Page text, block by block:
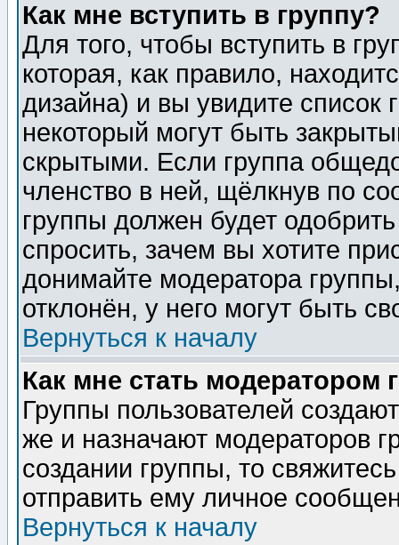
Как мне вступить в группу?
Для того, чтобы вступить в
которая, как правило,
дизайна) и вы увидите список
некоторый могут быть
скрытыми. Если группа
членство в ней, щёлкнув по
группы должен будет
спросить, зачем вы хотите
донимайте модератора
отклонён, у него могут быть
Вернуться к началу
Как мне стать модератором
Группы пользователей
же и назначают модераторов
создании группы, то
отправить ему личное
Вернуться к началу